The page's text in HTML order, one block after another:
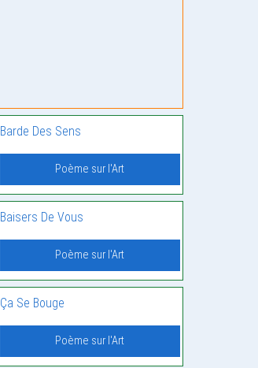
Barde Des Sens
Poème sur l'Art
Baisers De Vous
Poème sur l'Art
Ça Se Bouge
Poème sur l'Art